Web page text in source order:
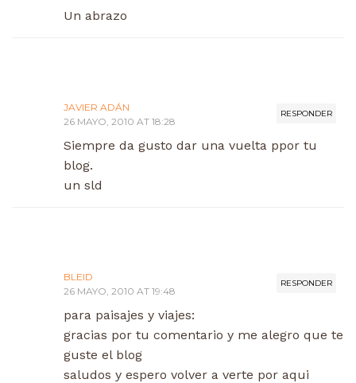
Un abrazo
RESPONDER
JAVIER ADÁN
26 MAYO, 2010 AT 18:28
Siempre da gusto dar una vuelta ppor tu
blog.
un sld
RESPONDER
BLEID
26 MAYO, 2010 AT 19:48
para paisajes y viajes:
gracias por tu comentario y me alegro que te
guste el blog
saludos y espero volver a verte por aqui